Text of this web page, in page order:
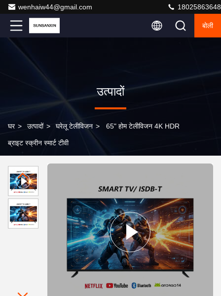
wenhaiw44@gmail.com 18025863648
बोली
उत्पादों
घर > उत्पादों > घरेलू टेलीविजन > 65" होम टेलीविजन 4K HDR
ब्राइट स्क्रीन स्मार्ट टीवी